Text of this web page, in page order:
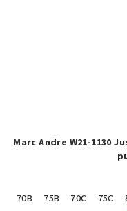
Marc Andre W21-1130
70B
75B 70C 75C